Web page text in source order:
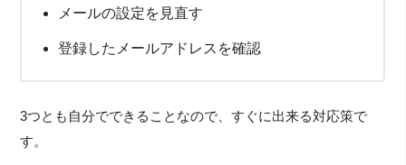
メールの設定を見直す
登録したメールアドレスを確認
3つとも自分でできることなので、すぐに出来る対応策で
す。